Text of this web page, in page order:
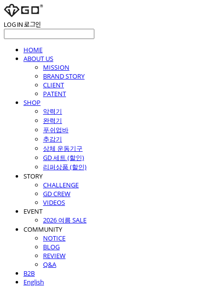
LOG IN로그인
HOME
ABOUT US
MISSION
BRAND STORY
CLIENT
PATENT
SHOP
악력기
완력기
푸쉬업바
추감기
상체 운동기구
GD 세트 (할인)
리퍼상품 (할인)
STORY
CHALLENGE
GD CREW
VIDEOS
EVENT
2026 여름 SALE
COMMUNITY
NOTICE
BLOG
REVIEW
Q&A
B2B
English